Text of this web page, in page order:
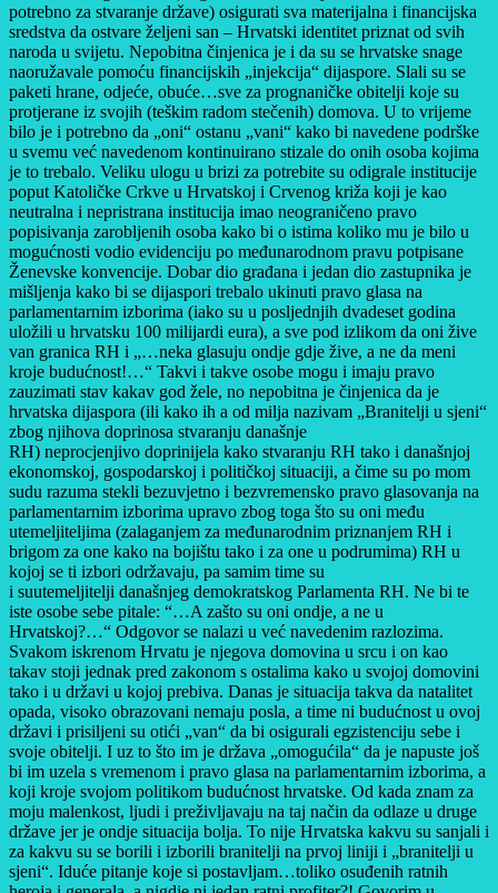
potrebno za stvaranje države) osigurati sva materijalna i financijska
sredstva da ostvare željeni san – Hrvatski identitet priznat od svih
naroda u svijetu. Nepobitna činjenica je i da su se hrvatske snage
naoružavale pomoću financijskih „injekcija“ dijaspore. Slali su se
paketi hrane, odjeće, obuće…sve za prognaničke obitelji koje su
protjerane iz svojih (teškim radom stečenih) domova. U to vrijeme
bilo je i potrebno da „oni“ ostanu „vani“ kako bi navedene podrške
u svemu već navedenom kontinuirano stizale do onih osoba kojima
je to trebalo. Veliku ulogu u brizi za potrebite su odigrale institucije
poput Katoličke Crkve u Hrvatskoj i Crvenog križa koji je kao
neutralna i nepristrana institucija imao neograničeno pravo
popisivanja zarobljenih osoba kako bi o istima koliko mu je bilo u
mogućnosti vodio evidenciju po međunarodnom pravu potpisane
Ženevske konvencije. Dobar dio građana i jedan dio zastupnika je
mišljenja kako bi se dijaspori trebalo ukinuti pravo glasa na
parlamentarnim izborima (iako su u posljednjih dvadeset godina
uložili u hrvatsku 100 milijardi eura), a sve pod izlikom da oni žive
van granica RH i „…neka glasuju ondje gdje žive, a ne da meni
kroje budućnost!…“ Takvi i takve osobe mogu i imaju pravo
zauzimati stav kakav god žele, no nepobitna je činjenica da je
hrvatska dijaspora (ili kako ih a od milja nazivam „Branitelji u sjeni“
zbog njihova doprinosa stvaranju današnje
RH) neprocjenjivo doprinijela kako stvaranju RH tako i današnjoj
ekonomskoj, gospodarskoj i političkoj situaciji, a čime su po mom
sudu razuma stekli bezuvjetno i bezvremensko pravo glasovanja na
parlamentarnim izborima upravo zbog toga što su oni među
utemeljiteljima (zalaganjem za međunarodnim priznanjem RH i
brigom za one kako na bojištu tako i za one u podrumima) RH u
kojoj se ti izbori održavaju, pa samim time su
i suutemeljitelji današnjeg demokratskog Parlamenta RH. Ne bi te
iste osobe sebe pitale: “…A zašto su oni ondje, a ne u
Hrvatskoj?…“ Odgovor se nalazi u već navedenim razlozima.
Svakom iskrenom Hrvatu je njegova domovina u srcu i on kao
takav stoji jednak pred zakonom s ostalima kako u svojoj domovini
tako i u državi u kojoj prebiva. Danas je situacija takva da natalitet
opada, visoko obrazovani nemaju posla, a time ni budućnost u ovoj
državi i prisiljeni su otići „van“ da bi osigurali egzistenciju sebe i
svoje obitelji. I uz to što im je država „omogućila“ da je napuste još
bi im uzela s vremenom i pravo glasa na parlamentarnim izborima, a
koji kroje svojom politikom budućnost hrvatske. Od kada znam za
moju malenkost, ljudi i preživljavaju na taj način da odlaze u druge
države jer je ondje situacija bolja. To nije Hrvatska kakvu su sanjali i
za kakvu su se borili i izborili branitelji na prvoj liniji i „branitelji u
sjeni“. Iduće pitanje koje si postavljam…toliko osuđenih ratnih